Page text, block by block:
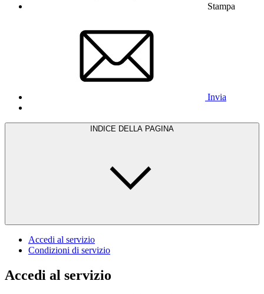
Stampa
Invia
INDICE DELLA PAGINA
Accedi al servizio
Condizioni di servizio
Accedi al servizio